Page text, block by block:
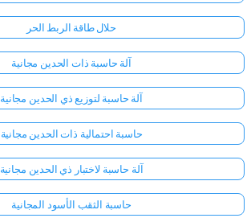
حلال طاقة الربط الحر
آلة حاسبة ذات الحدين مجانية
آلة حاسبة لتوزيع ذي الحدين مجانية
حاسبة احتمالية ذات الحدين مجانية
آلة حاسبة لاختبار ذي الحدين مجانية
حاسبة الثقب الأسود المجانية